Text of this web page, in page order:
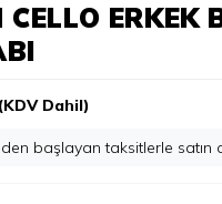
CELLO ERKEK
Dahil)
başlayan taksitlerle